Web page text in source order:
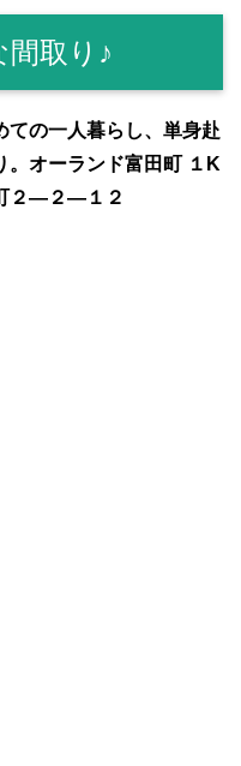
m
bl
r
p
e
取り♪
ての一人暮らし、単身赴
。オーランド富田町 １K
２―２―１２